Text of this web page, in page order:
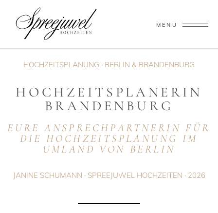
MENU
HOCHZEITSPLANUNG · BERLIN & BRANDENBURG
HOCHZEITSPLANERIN
BRANDENBURG
EURE ANSPRECHPARTNERIN FÜR
DIE HOCHZEITSPLANUNG IM
UMLAND VON BERLIN
JANINE SCHUMANN · SPREEJUWEL HOCHZEITEN · 2026